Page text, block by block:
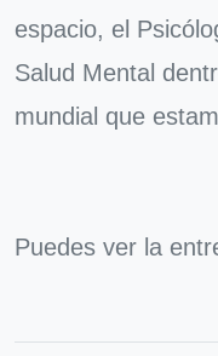
espacio, el
Salud Mental
mundial que
Puedes ver la